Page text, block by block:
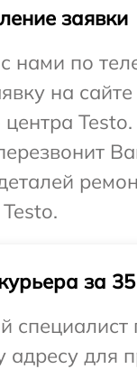
заявки
нами по
на сайте
центра
за
специалист
адресу для